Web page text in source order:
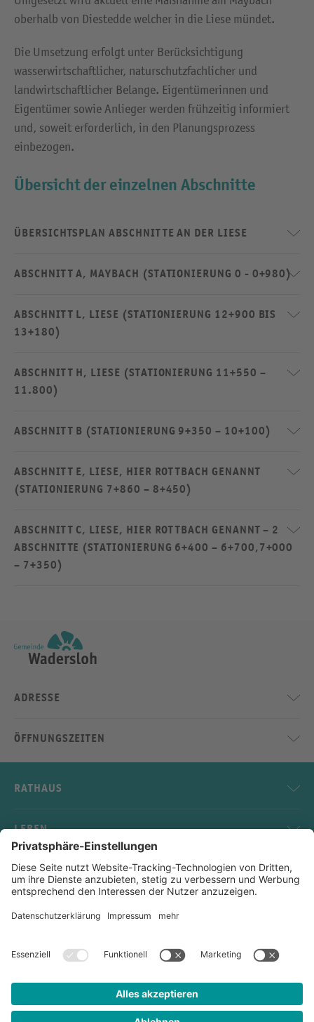
oberhalb von Diestedde welcher in die Liese mündet.
Die Umsetzung erfolgt unter Berücksichtigung
wasserwirtschaftlicher, naturschutzfachlicher und
landwirtschaftlicher Belange. Eigentümerinnen und
Eigentümer sowie Anlieger werden frühzeitig informiert
und, soweit erforderlich, in den Planungsprozess
einbezogen.
Übersicht der einzelnen Abschnitte
ÜBERSICHTSPLAN ABSCHNITTE AN DER LIESE
ABSCHNITT A, MAYBACH (STATIONIERUNG 0 - 0+980)
ABSCHNITT L, LIESE (STATIONIERUNG 12+900 BIS
13+180)
ABSCHNITT H, LIESE (STATIONIERUNG 11+550 –
11.800)
ABSCHNITT B (STATIONIERUNG 9+350 – 10+100)
ABSCHNITT E, LIESE, HIER ROTTBACH GENANNT
(STATIONIERUNG 7+860 – 8+450)
ABSCHNITT C, LIESE, HIER ROTTBACH GENANNT – 2
ABSCHNITTE (STATIONIERUNG 6+400 – 6+700,7+000
– 7+350)
ADRESSE
ÖFFNUNGSZEITEN
RATHAUS
LEBEN
SERVICE
KONTAKT